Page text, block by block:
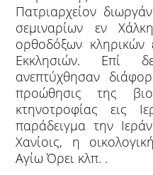
Πατριαρχείον
σεμιναρίων εν
ορθοδόξων
Εκκλησιών. Επί
ανεπτύχθησαν
προώθησις της
κτηνοτροφίας εις
παράδειγμα την
Χανίοις, η
Αγίω Όρει κλπ. .